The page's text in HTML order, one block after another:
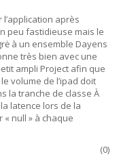
après
peu fastidieuse mais le
à un ensemble Dayens
très bien avec une
ampli Project afin que
volume de l’ipad doit
la tranche de classe À
latence lors de la
« null » à chaque
(0)